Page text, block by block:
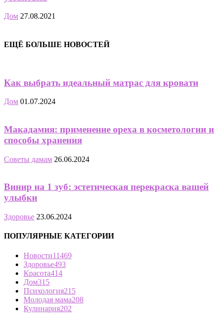
Дом 27.08.2021
ЕЩЁ БОЛЬШЕ НОВОСТЕЙ
Как выбрать идеальный матрас для кровати
Дом 01.07.2024
Макадамия: применение ореха в косметологии и
способы хранения
Советы дамам 26.06.2024
Винир на 1 зуб: эстетическая перекраска вашей
улыбки
Здоровье 23.06.2024
ПОПУЛЯРНЫЕ КАТЕГОРИИ
Новости11469
Здоровье493
Красота414
Дом315
Психология215
Молодая мама208
Кулинария202